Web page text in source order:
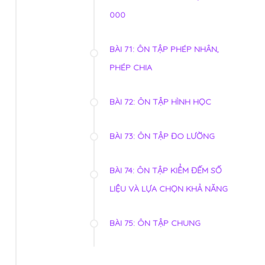
000
BÀI 71: ÔN TẬP PHÉP NHÂN,
PHÉP CHIA
BÀI 72: ÔN TẬP HÌNH HỌC
BÀI 73: ÔN TẬP ĐO LƯỜNG
BÀI 74: ÔN TẬP KIỂM ĐẾM SỐ
LIỆU VÀ LỰA CHỌN KHẢ NĂNG
BÀI 75: ÔN TẬP CHUNG